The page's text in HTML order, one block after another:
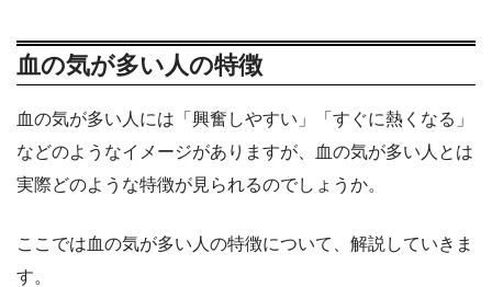
血の気が多い人の特徴
血の気が多い人には「興奮しやすい」「すぐに熱くなる」
などのようなイメージがありますが、血の気が多い人とは
実際どのような特徴が見られるのでしょうか。
ここでは血の気が多い人の特徴について、解説していきま
す。